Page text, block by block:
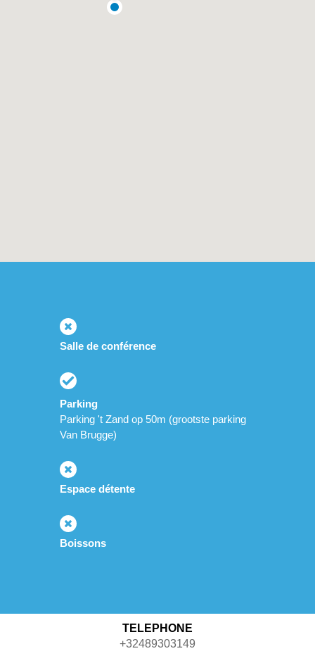
Salle de conférence
Parking
Parking 't Zand op 50m (grootste parking
Van Brugge)
Espace détente
Boissons
TELEPHONE
+32489303149